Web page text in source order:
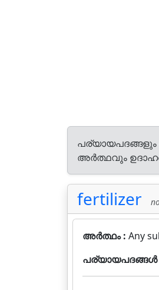
പര്യായപദങ്ങളും
അർത്ഥവും
fertilizer
അർത്ഥം : Any
പര്യായപദങ്ങൾ